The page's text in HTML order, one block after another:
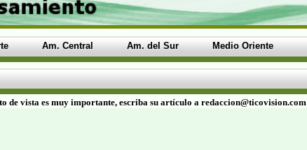
Am. Central Am. del Sur Medio Oriente
de vista es muy importante, escriba su artículo a redaccion@ticovision.com